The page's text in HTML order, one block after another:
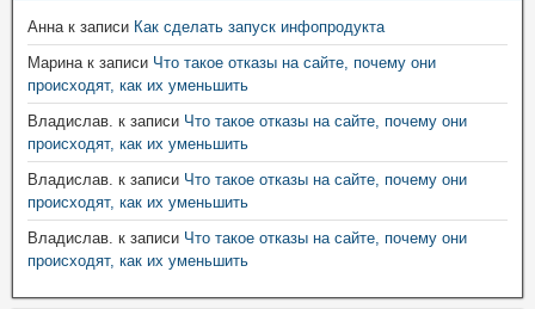
Аннак записи Как сделать запуск инфопродукта
Маринак записи Что такое отказы на сайте, почему они
происходят, как их уменьшить
Владислав. к записи Что такое отказы на сайте, почему они
происходят, как их уменьшить
Владислав. к записи Что такое отказы на сайте, почему они
происходят, как их уменьшить
Владислав. к записи Что такое отказы на сайте, почему они
происходят, как их уменьшить